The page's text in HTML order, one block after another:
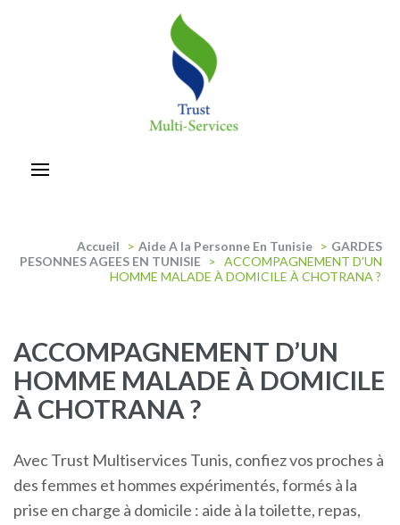
Accueil > Aide A la Personne En Tunisie > GARDES
PESONNES AGEES EN TUNISIE > ACCOMPAGNEMENT D’UN
HOMME MALADE À DOMICILE À CHOTRANA ?
ACCOMPAGNEMENT D’UN
HOMME MALADE À DOMICILE
À CHOTRANA ?
Avec Trust Multiservices Tunis, confiez vos proches à
des femmes et hommes expérimentés, formés à la
prise en charge à domicile : aide à la toilette, repas,